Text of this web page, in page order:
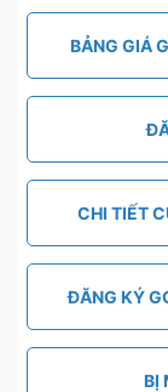
BẢNG GIÁ
CHI TIẾT
ĐĂNG KÝ
BỊ